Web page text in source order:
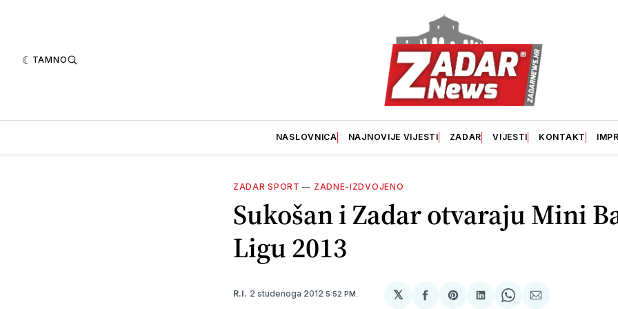
TAMNO
NASLOVNICA NAJNOVIJE VIJESTI ZADAR VIJESTI KONTAKT
ZADAR SPORT — ZADNE-IZDVOJENO
Sukošan i Zadar otvaraju Mini
Ligu 2013
R.I. 2 studenoga 2012 5:52 PM. 𝕏
podijeliSharepodijeliSharepodijeli